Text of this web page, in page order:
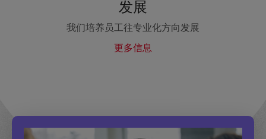
发展
我们培养员工往专业化方向发展
更多信息